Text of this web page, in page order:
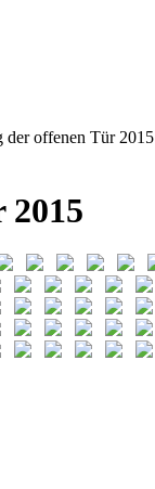
der offenen Tür 2015
2015